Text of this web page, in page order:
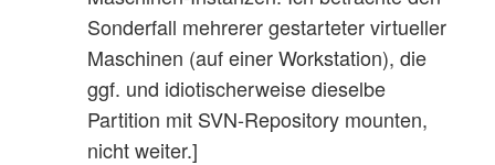
Sonderfall mehrerer gestarteter virtueller
Maschinen (auf einer Workstation), die
ggf. und idiotischerweise dieselbe
Partition mit SVN-Repository mounten,
nicht weiter.]